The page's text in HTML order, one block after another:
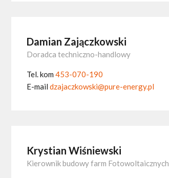
Damian Zajączkowski
Doradca techniczno-handlowy
Tel. kom 453-070-190
E-mail dzajaczkowski@pure-energy.pl
Krystian Wiśniewski
Kierownik budowy farm Fotowoltaicznych